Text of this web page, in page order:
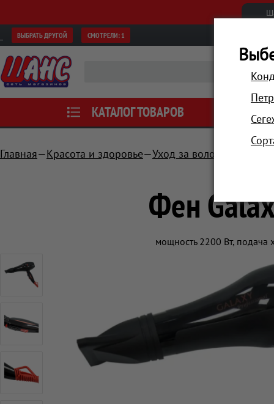
ВЫБРАТЬ ДРУГОЙ СМОТРЕЛИ: 1
КАТАЛОГ ТОВАРОВ АКЦИИ
Главная Красота и здоровье Уход за волосами
Фен
мощность 2200 Вт, подача